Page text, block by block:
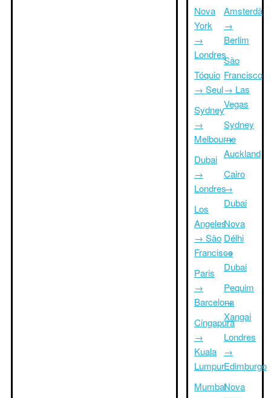
Nova
York
→
Londres
Tóquio
→ Seul
Sydney
→
Melbourne
Dubai
→
Londres
Los
Angeles
→ São
Francisco
Paris
→
Barcelona
Cingapura
→
Kuala
Lumpur
Mumbai
Amsterdã
→
Berlim
São
Francisco
→ Las
Vegas
Sydney
→
Auckland
Cairo
→
Dubai
Nova
Délhi
→
Dubai
Pequim
→
Xangai
Londres
→
Edimburgo
Nova